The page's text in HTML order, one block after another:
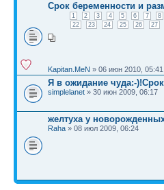
Срок беременности и
1 2 3 4 5 6 7 8
22
23 24 25 26 27
Kapitan.MeN » 06 июн 2010, 05:41
Я в ожидание чуда:-
simplelanet » 30 июн 2009, 06:17
желтуха у
Raha » 08 июл 2009, 06:24